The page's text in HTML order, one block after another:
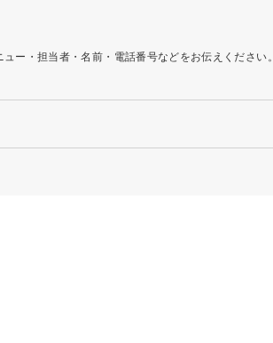
ー・担当者・名前・電話番号などをお伝えください。